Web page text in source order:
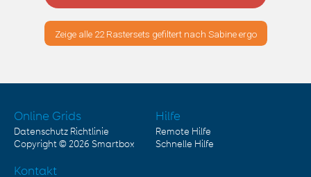
Zeige alle 22 Rastersets gefiltert nach Sabine ergo
Online Grids
Datenschutz Richtlinie
Copyright © 2026 Smartbox
Hilfe
Remote Hilfe
Schnelle Hilfe
Kontakt